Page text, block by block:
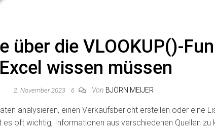
über die VLOOKUP()-
Excel wissen müssen
2. November 2023 6 Von BJÖRN MEIJER
analysieren, einen Verkaufsbericht erstellen oder eine
oft wichtig, Informationen aus verschiedenen Quellen zu